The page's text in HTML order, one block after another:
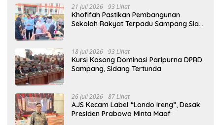
21 Juli 2026 93 Lihat
Khofifah Pastikan Pembangunan
Sekolah Rakyat Terpadu Sampang Siap
18 Juli 2026 93 Lihat
Kursi Kosong Dominasi Paripurna DPRD
Sampang, Sidang Tertunda
26 Juli 2026 87 Lihat
AJS Kecam Label “Londo Ireng”, Desak
Presiden Prabowo Minta Maaf